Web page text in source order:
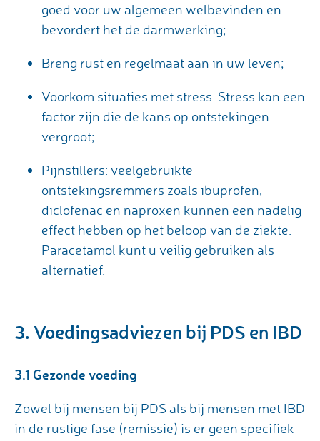
goed voor uw algemeen welbevinden en
bevordert het de darmwerking;
Breng rust en regelmaat aan in uw leven;
Voorkom situaties met stress. Stress kan een
factor zijn die de kans op ontstekingen
vergroot;
Pijnstillers: veelgebruikte
ontstekingsremmers zoals ibuprofen,
diclofenac en naproxen kunnen een nadelig
effect hebben op het beloop van de ziekte.
Paracetamol kunt u veilig gebruiken als
alternatief.
3. Voedingsadviezen bij PDS en IBD
3.1 Gezonde voeding
Zowel bij mensen bij PDS als bij mensen met IBD
in de rustige fase (remissie) is er geen specifiek